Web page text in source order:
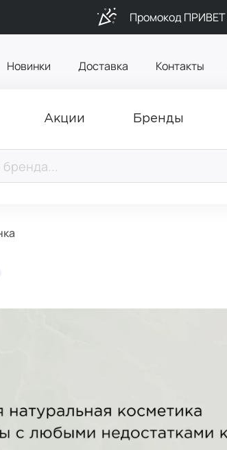
Промокод ПРИВЕТ
Новинки Доставка Контакты
Акции Бренды